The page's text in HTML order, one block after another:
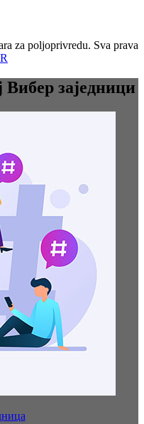
za poljoprivredu. Sva prava
заједници